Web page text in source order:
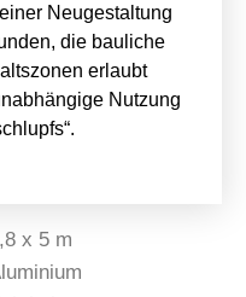
Neugestaltung
die bauliche
erlaubt
Nutzung
x 5 m